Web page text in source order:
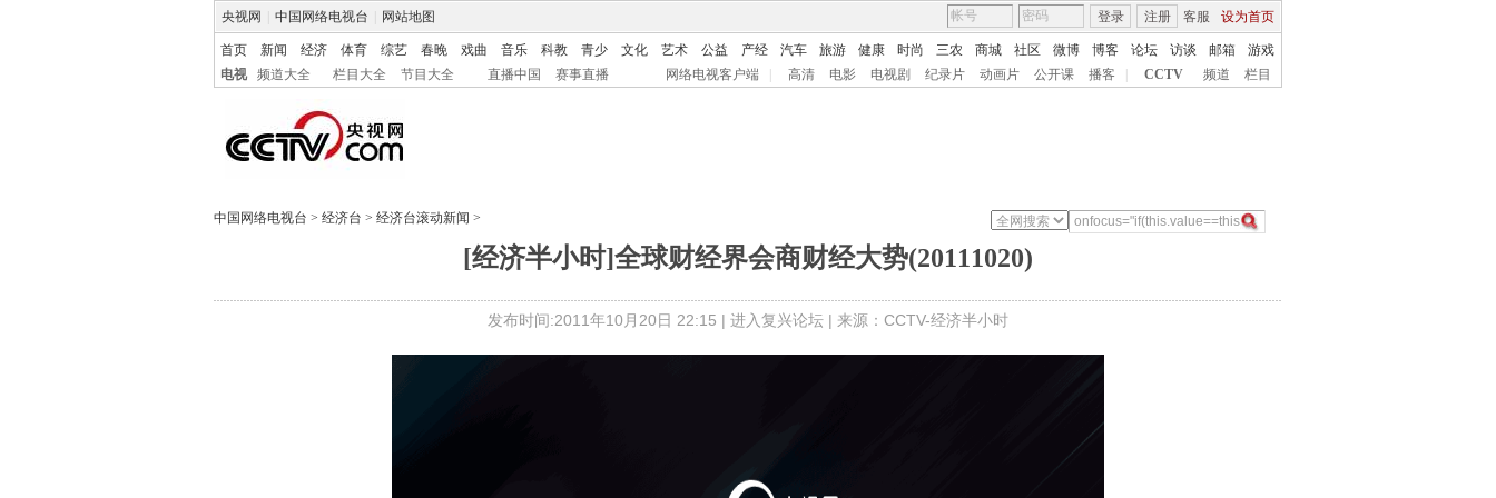
央视网 中国网络电视台 网站地图 客服 设为首页
登录 注册
首页 新闻 经济 体育 综艺 春晚 戏曲 音乐 科教 青少 文化 艺术 公益 产经 汽车 旅游 健康 时尚 三农 商城 社区 微博 博客 论坛 访谈 邮箱
游戏
电视
频道大全 栏目大全 节目大全 直播中国 赛事直播 网络电视客户端 高清 电影 电视剧 纪录片 动画片 公开课 播客 CCTV 频道 栏目
中国网络电视台 > 经济台 > 经济台滚动新闻 >
[经济半小时]全球财经界会商财经大势(20111020)
发布时间:2011年10月20日 22:15 | 进入复兴论坛 | 来源：CCTV-经济半小时